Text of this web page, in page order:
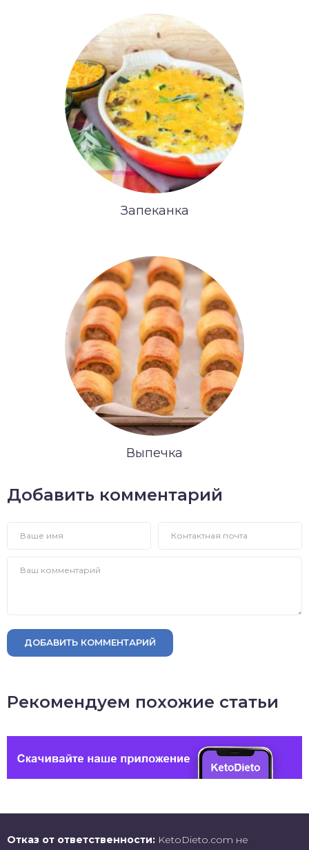
Запеканка
Выпечка
Добавить комментарий
ДОБАВИТЬ КОММЕНТАРИЙ
Рекомендуем похожие статьи
Отказ от ответственности: KetoDieto.com не